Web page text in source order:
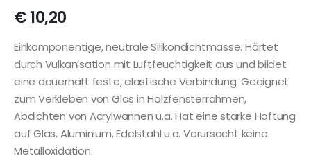
€10,20
Einkomponentige, neutrale Silikondichtmasse. Härtet
durch Vulkanisation mit Luftfeuchtigkeit aus und bildet
eine dauerhaft feste, elastische Verbindung. Geeignet
zum Verkleben von Glas in Holzfensterrahmen,
Abdichten von Acrylwannen u.a. Hat eine starke Haftung
auf Glas, Aluminium, Edelstahl u.a. Verursacht keine
Metalloxidation.